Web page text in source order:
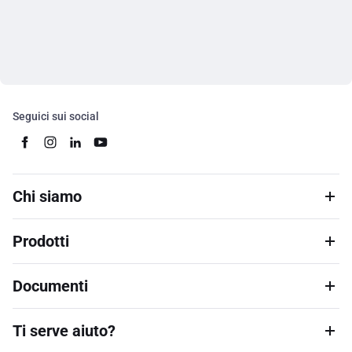
Seguici sui social
Chi siamo
Prodotti
Documenti
Ti serve aiuto?